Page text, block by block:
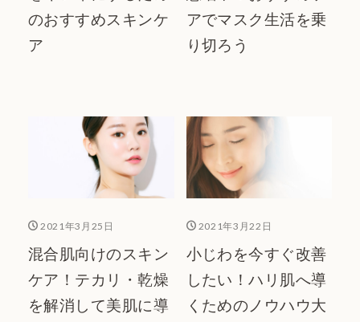
のおすすめスキンケ
ア
アでマスク生活を乗
り切ろう
2021年3月25日
混合肌向けのスキン
ケア！テカリ・乾燥
を解消して美肌に導
2021年3月22日
小じわを今すぐ改善
したい！ハリ肌へ導
くためのノウハウ大